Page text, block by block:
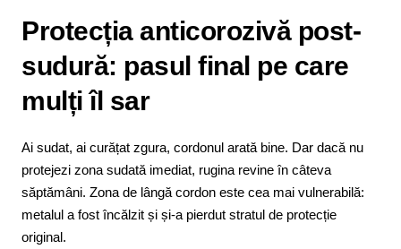
Protecția anticorozivă post-
sudură: pasul final pe care
mulți îl sar
Ai sudat, ai curățat zgura, cordonul arată bine. Dar dacă nu
protejezi zona sudată imediat, rugina revine în câteva
săptămâni. Zona de lângă cordon este cea mai vulnerabilă:
metalul a fost încălzit și și-a pierdut stratul de protecție
original.